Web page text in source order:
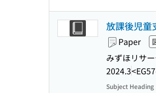
放課後児童
Paper
みずほリサ
2024.3
Subject Heading